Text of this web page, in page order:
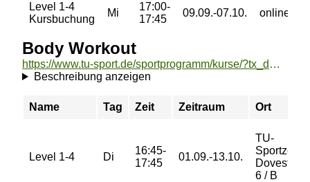
Level 1-4
Kursbuchung
Mi
17:00-
17:45
09.09.-07.10. online
Body Workout
https://www.tu-sport.de/sportprogramm/kurse/?tx_dwzeh_courses%5Baction%5D=show&tx_dwzeh_courses%5BsportsDescription%5D=773&cHash=fb19c98d2bde14784ba865bb45fba570
Beschreibung anzeigen
Name Tag Zeit Zeitraum Ort
Level 1-4 Di
16:45-
17:45
01.09.-13.10.
TU-
6 / B